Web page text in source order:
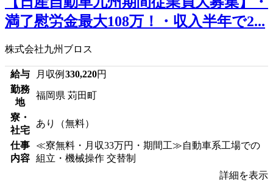
満了慰労金最大108万！・収入半年で2...
株式会社九州ブロス
給与 月収例 330,220円
勤務
地
福岡県 苅田町
寮・
社宅
あり（無料）
仕事
内容
≪寮無料・月収33万円・期間工≫自動車系工場での
組立・機械操作 交替制
詳細を表示